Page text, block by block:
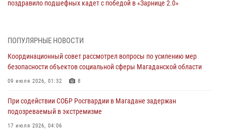
поздравило подшефных кадет с победой в «Зарнице 2.0»
При содействии СОБР Росгвардии в Магадане задержан
17 июля 2026, 04:06
«Каникулы с Росгвардией» продолжаются на Колыме
Начальник Главного штаба – первый заместитель директора
Росгвардии Герой России генерал-полковник Сергей Бойко
ПОПУЛЯРНЫЕ НОВОСТИ
Координационный совет рассмотрел вопросы по усилению мер
безопасности объектов социальной сферы Магаданской области
09 июля 2026, 01:32 8
При содействии СОБР Росгвардии в Магадане задержан
подозреваемый в экстремизме
17 июля 2026, 04:06